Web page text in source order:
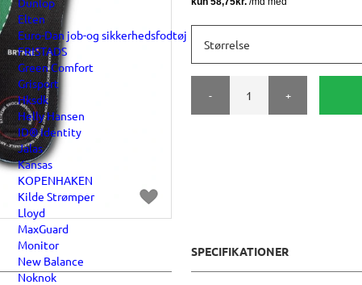
Elten
Euro-Dan job-og sikkerhedsfodtøj
FRISTADS
Green Comfort
Grisport
Hksdk
Helly Hansen
ID® Identity
Jalas
Kansas
KOPENHAKEN
Kilde Strømper
Lloyd
MaxGuard
Monitor
New Balance
Noknok
Størrelse
- +
SPECIFIKATIONER